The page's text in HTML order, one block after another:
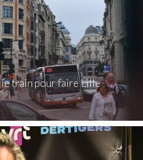
le train pour faire Lille